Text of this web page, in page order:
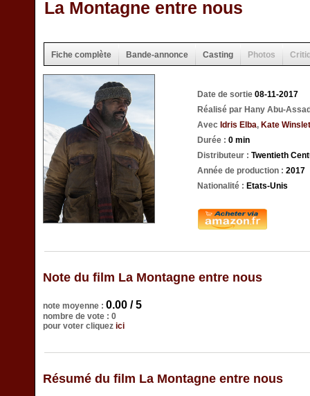
La Montagne entre nous
Fiche complète Bande-annonce Casting Photos
Date de sortie 08-11-2017
Réalisé par Hany Abu-
Avec Idris Elba, Kate Winslet
Durée : 0 min
Distributeur : Twentieth
Année de production : 2017
Nationalité : Etats-Unis
Note du film La Montagne entre nous
note moyenne : 0.00 / 5
nombre de vote : 0
pour voter cliquez ici
Résumé du film La Montagne entre nous